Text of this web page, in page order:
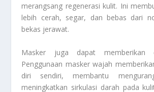
merangsang regenerasi kulit. Ini
lebih cerah, segar, dan bebas dari
bekas jerawat.
Masker juga dapat memberikan
Penggunaan masker wajah
diri sendiri, membantu
meningkatkan sirkulasi darah pada